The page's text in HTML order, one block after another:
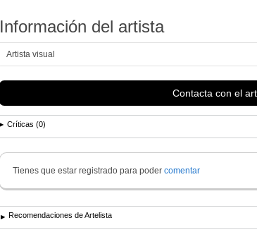
Información del artista
Artista visual
Contacta con el
Críticas (0)
Tienes que estar registrado para poder comentar
Recomendaciones de Artelista